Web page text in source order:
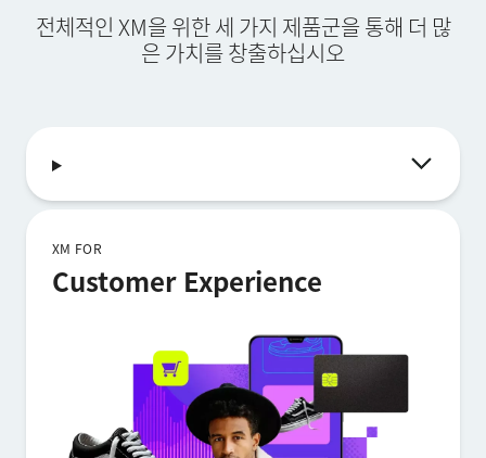
전체적인 XM을 위한 세 가지 제품군을 통해 더 많
은 가치를 창출하십시오
XM FOR
Customer Experience